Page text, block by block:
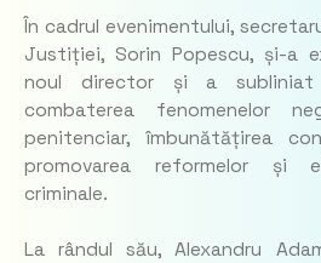
În cadrul evenimentului,
Justiției, Sorin Popescu, și-a
noul director și a subliniat
combaterea fenomenelor
penitenciar, îmbunătățirea
promovarea reformelor și
criminale.
La rândul său, Alexandru